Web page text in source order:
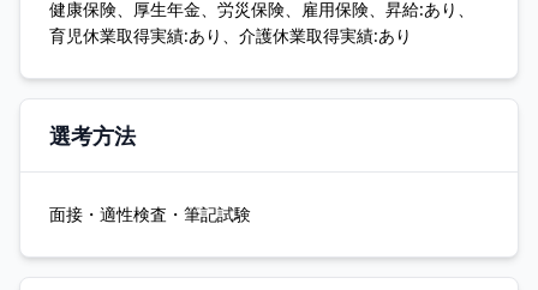
健康保険、厚生年金、労災保険、雇用保険、昇給:あり、
育児休業取得実績:あり、介護休業取得実績:あり
選考方法
面接・適性検査・筆記試験